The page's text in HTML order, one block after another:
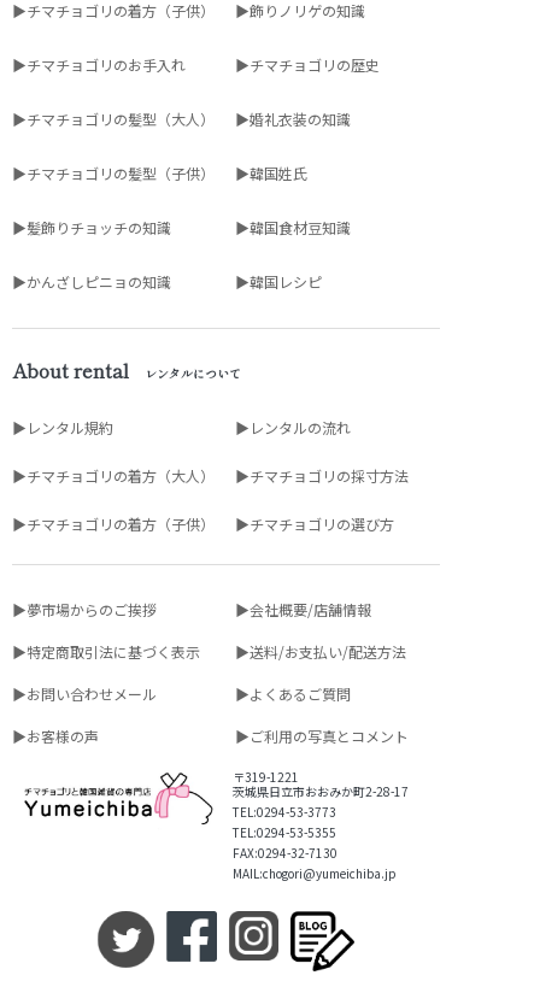
▶チマチョゴリの着方（子供） ▶飾りノリゲの知識
▶チマチョゴリのお手入れ ▶チマチョゴリの歴史
▶チマチョゴリの髪型（大人） ▶婚礼衣装の知識
▶チマチョゴリの髪型（子供） ▶韓国姓氏
▶髪飾りチョッチの知識 ▶韓国食材豆知識
▶かんざしピニョの知識 ▶韓国レシピ
About rental レンタルについて
▶レンタル規約 ▶レンタルの流れ
▶チマチョゴリの着方（大人） ▶チマチョゴリの採寸方法
▶チマチョゴリの着方（子供） ▶チマチョゴリの選び方
▶夢市場からのご挨拶 ▶会社概要/店舗情報
▶特定商取引法に基づく表示 ▶送料/お支払い/配送方法
▶お問い合わせメール ▶よくあるご質問
▶お客様の声 ▶ご利用の写真とコメント
〒319-1221
茨城県日立市おおみか町2-28-17
TEL:0294-53-3773
TEL:0294-53-5355
FAX:0294-32-7130
MAIL:chogori@yumeichiba.jp